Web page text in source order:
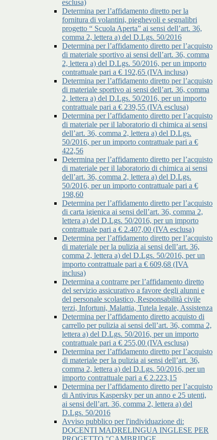
esclusa)
Determina per l’affidamento diretto per la
fornitura di volantini, pieghevoli e segnalibri
progetto “ Scuola Aperta” ai sensi dell’art. 36,
comma 2, lettera a) del D.Lgs. 50/2016
Determina per l’affidamento diretto per l’acquisto
di materiale sportivo ai sensi dell’art. 36, comma
2, lettera a) del D.Lgs. 50/2016, per un importo
contrattuale pari a € 192,65 (IVA inclusa)
Determina per l’affidamento diretto per l’acquisto
di materiale sportivo ai sensi dell’art. 36, comma
2, lettera a) del D.Lgs. 50/2016, per un importo
contrattuale pari a € 239,55 (IVA esclusa)
Determina per l’affidamento diretto per l’acquisto
di materiale per il laboratorio di chimica ai sensi
dell’art. 36, comma 2, lettera a) del D.Lgs.
50/2016, per un importo contrattuale pari a €
422,56
Determina per l’affidamento diretto per l’acquisto
di materiale per il laboratorio di chimica ai sensi
dell’art. 36, comma 2, lettera a) del D.Lgs.
50/2016, per un importo contrattuale pari a €
198,60
Determina per l’affidamento diretto per l’acquisto
di carta igienica ai sensi dell’art. 36, comma 2,
lettera a) del D.Lgs. 50/2016, per un importo
contrattuale pari a € 2.407,00 (IVA esclusa)
Determina per l’affidamento diretto per l’acquisto
di materiale per la pulizia ai sensi dell’art. 36,
comma 2, lettera a) del D.Lgs. 50/2016, per un
importo contrattuale pari a € 609,68 (IVA
inclusa)
Determina a contrarre per l’affidamento diretto
del servizio assicurativo a favore degli alunni e
del personale scolastico, Responsabilità civile
terzi, Infortuni, Malattia, Tutela legale, Assistenza
Determina per l’affidamento diretto acquisto di
carrello per pulizia ai sensi dell’art. 36, comma 2,
lettera a) del D.Lgs. 50/2016, per un importo
contrattuale pari a € 255,00 (IVA esclusa)
Determina per l’affidamento diretto per l’acquisto
di materiale per la pulizia ai sensi dell’art. 36,
comma 2, lettera a) del D.Lgs. 50/2016, per un
importo contrattuale pari a € 2.223,15
Determina per l’affidamento diretto per l’acquisto
di Antivirus Kaspersky per un anno e 25 utenti,
ai sensi dell’art. 36, comma 2, lettera a) del
D.Lgs. 50/2016
Avviso pubblico per l'individuazione di:
DOCENTI MADRELINGUA INGLESE PER